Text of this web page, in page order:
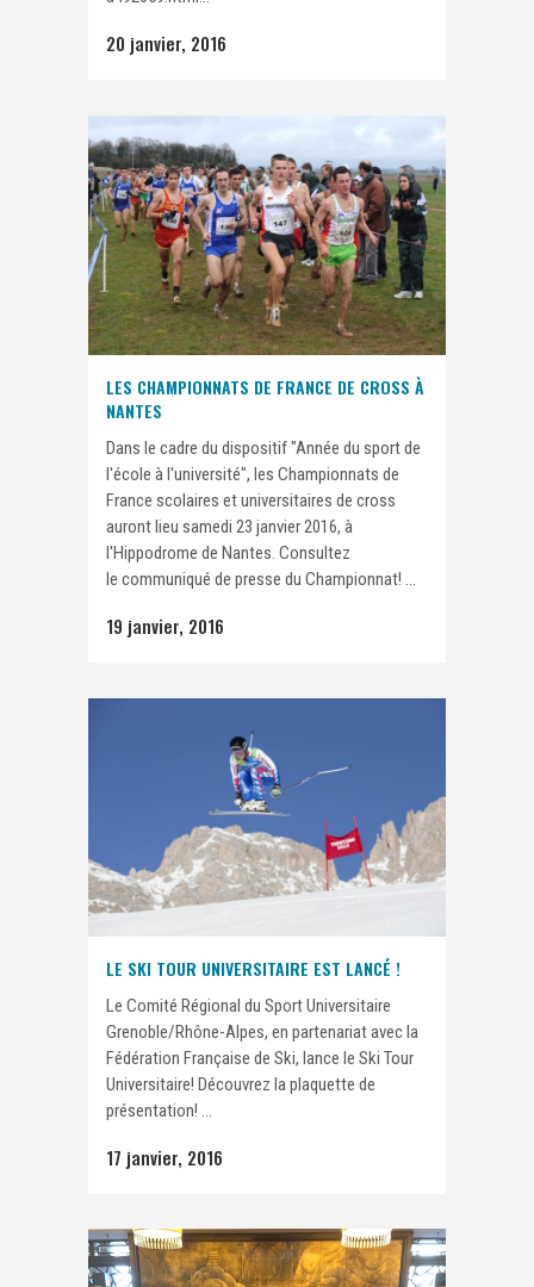
20 janvier, 2016
LES CHAMPIONNATS DE FRANCE DE CROSS À
NANTES
Dans le cadre du dispositif "Année du sport de
l'école à l'université", les Championnats de
France scolaires et universitaires de cross
auront lieu samedi 23 janvier 2016, à
l'Hippodrome de Nantes. Consultez
le communiqué de presse du Championnat! ...
19 janvier, 2016
LE SKI TOUR UNIVERSITAIRE EST LANCÉ !
Le Comité Régional du Sport Universitaire
Grenoble/Rhône-Alpes, en partenariat avec la
Fédération Française de Ski, lance le Ski Tour
Universitaire! Découvrez la plaquette de
présentation! ...
17 janvier, 2016